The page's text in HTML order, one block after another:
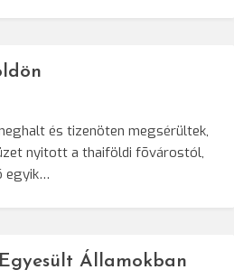
és tizenöten megsérültek,
nyitott a thaiföldi fõvárostól,
egyik…
Államokban